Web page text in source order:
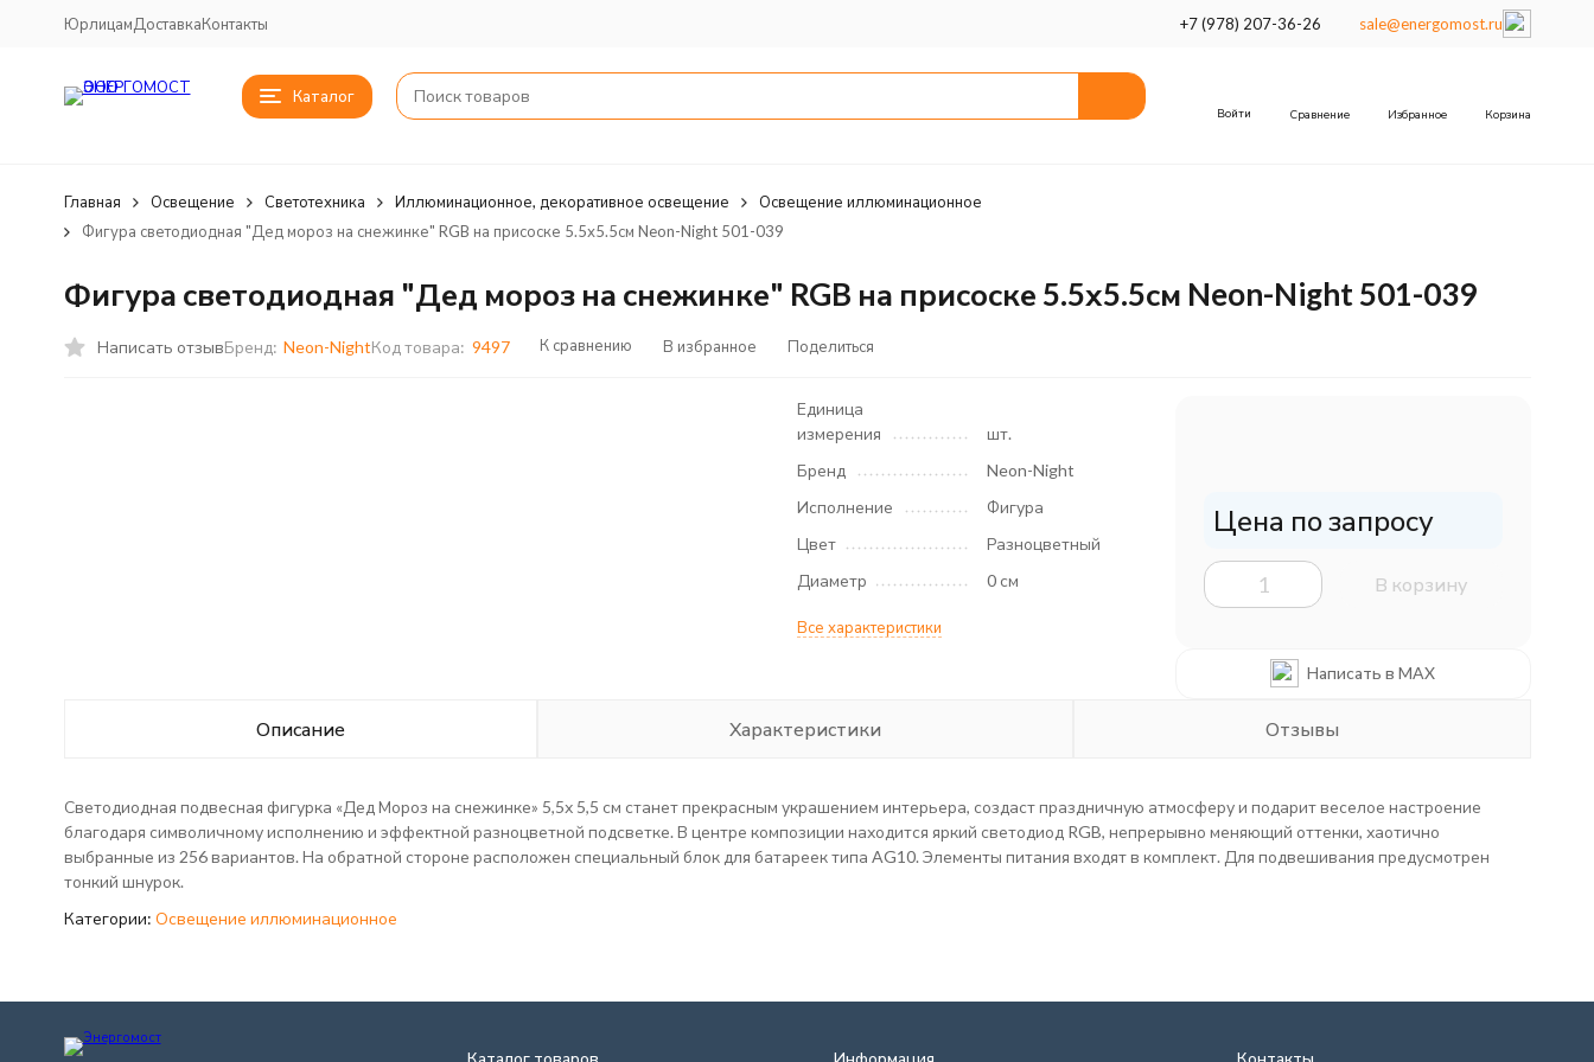
ЮрлицамДоставкаКонтакты +7 (978) 207-36-26 sale@energomost.ru
Каталог
Войти Сравнение Избранное Корзина
Главная Освещение Светотехника Иллюминационное, декоративное освещение
Освещение иллюминационное
Фигура светодиодная "Дед мороз на снежинке" RGB на присоске 5.5х5.5см Neon-Night 501-039
Фигура светодиодная "Дед мороз на снежинке" RGB на присоске 5.5х5.5см Neon-Night 501-039
Написать отзывБренд: Neon-NightКод товара: 9497 К сравнению В избранное Поделиться
Единица
измерения
шт.
Бренд
Neon-Night
Исполнение
Фигура
Цвет
Разноцветный
Диаметр
0 см
Все характеристики
Цена по запросу
В корзину
Написать в MAX
Описание Характеристики Отзывы
Светодиодная подвесная фигурка «Дед Мороз на снежинке» 5,5х 5,5 см станет прекрасным украшением интерьера, создаст праздничную атмосферу и подарит веселое настроение
благодаря символичному исполнению и эффектной разноцветной подсветке. В центре композиции находится яркий светодиод RGB, непрерывно меняющий оттенки, хаотично
выбранные из 256 вариантов. На обратной стороне расположен специальный блок для батареек типа AG10. Элементы питания входят в комплект. Для подвешивания предусмотрен
тонкий шнурок.
Категории: Освещение иллюминационное
Каталог товаров Информация Контакты